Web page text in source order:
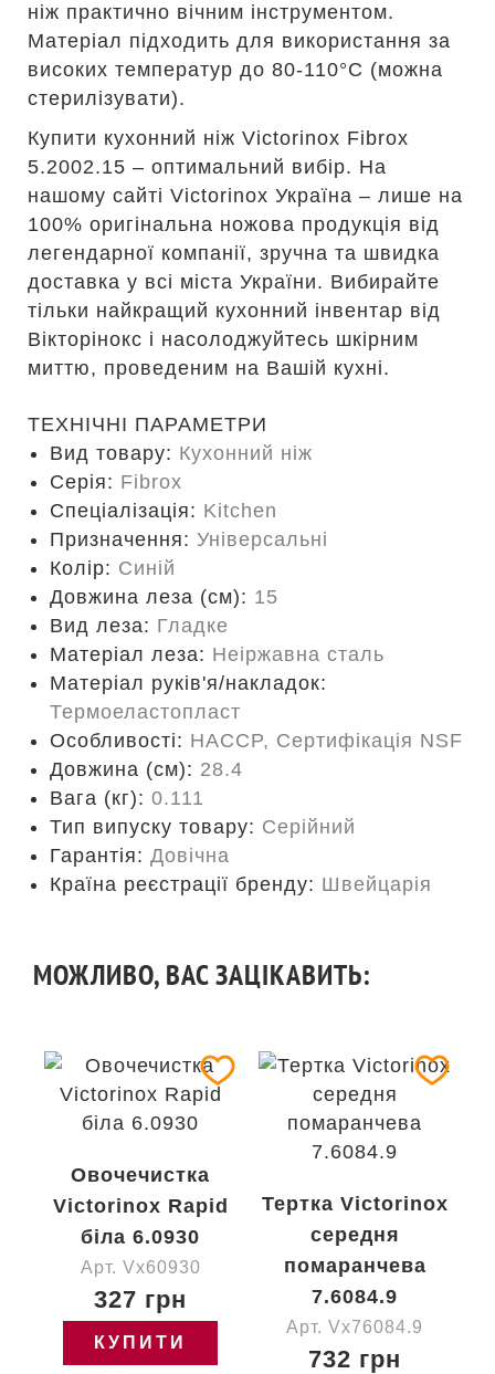
ніж практично вічним інструментом.
Матеріал підходить для використання за
високих температур до 80-110°C (можна
стерилізувати).
Купити кухонний ніж Victorinox Fibrox
5.2002.15 – оптимальний вибір. На
нашому сайті Victorinox Україна – лише на
100% оригінальна ножова продукція від
легендарної компанії, зручна та швидка
доставка у всі міста України. Вибирайте
тільки найкращий кухонний інвентар від
Вікторінокс і насолоджуйтесь шкірним
миттю, проведеним на Вашій кухні.
ТЕХНІЧНІ ПАРАМЕТРИ
Вид товару: Кухонний ніж
Серія: Fibrox
Спеціалізація: Kitchen
Призначення: Універсальні
Колір: Синій
Довжина леза (см): 15
Вид леза: Гладке
Матеріал леза: Неіржавна сталь
Матеріал руків'я/накладок:
Термоеластопласт
Особливості: HACCP, Сертифікація NSF
Довжина (cм): 28.4
Вага (кг): 0.111
Тип випуску товару: Серійний
Гарантія: Довічна
Країна реєстрації бренду: Швейцарія
МОЖЛИВО, ВАС ЗАЦІКАВИТЬ:
Овочечистка
Victorinox Rapid
біла 6.0930
Арт. Vx60930
327 грн
КУПИТИ
Тертка Victorinox
середня
помаранчева
7.6084.9
Арт. Vx76084.9
732 грн